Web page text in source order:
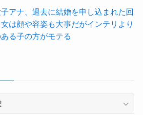
アナ、過去に結婚を申し込まれた回
は顔や容姿も大事だがインテリより
る子の方がモテる